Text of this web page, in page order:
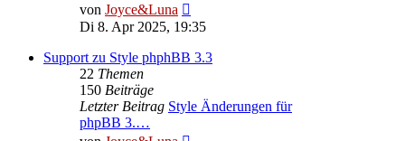
von Joyce&Luna
Beitrag
Di 8. Apr 2025, 19:35
Support zu Style phphBB 3.3
22 Themen
150 Beiträge
Letzter Beitrag Style Änderungen für
phpBB 3.…